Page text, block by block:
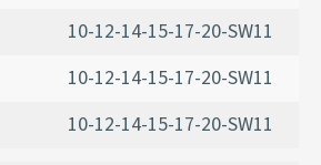
10-12-14-15-17-20-SW11
10-12-14-15-17-20-SW11
10-12-14-15-17-20-SW11